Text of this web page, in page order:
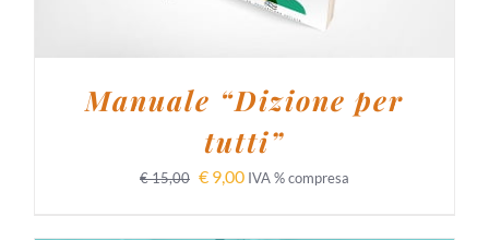
Manuale “Dizione per
tutti”
€15,00 € 9,00 IVA % compresa